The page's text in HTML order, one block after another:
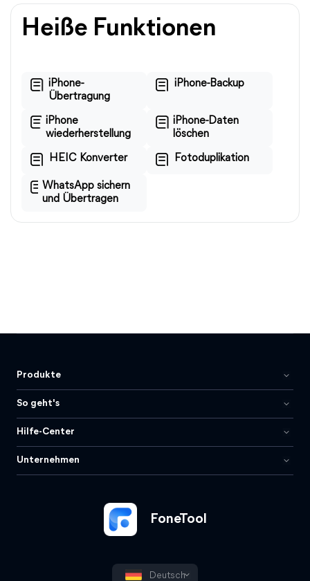
Heiße Funktionen
iPhone-
Übertragung
iPhone-Backup
iPhone
wiederherstellung
iPhone-Daten
löschen
HEIC Konverter Fotoduplikation
WhatsApp sichern
und Übertragen
FoneTool
Deutsch
Produkte
So geht's
Hilfe-Center
Unternehmen